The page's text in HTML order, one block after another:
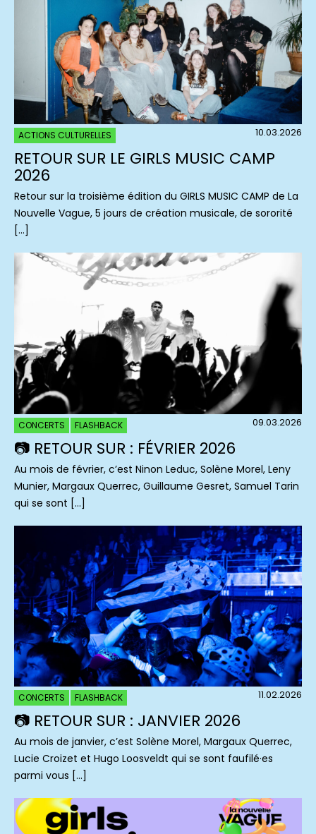
ACTIONS CULTURELLES 10.03.2026
RETOUR SUR LE GIRLS MUSIC CAMP
2026
Retour sur la troisième édition du GIRLS MUSIC CAMP de La
Nouvelle Vague, 5 jours de création musicale, de sororité
[…]
CONCERTS FLASHBACK 09.03.2026
📷 RETOUR SUR : FÉVRIER 2026
Au mois de février, c’est Ninon Leduc, Solène Morel, Leny
Munier, Margaux Querrec, Guillaume Gesret, Samuel Tarin
qui se sont […]
CONCERTS FLASHBACK 11.02.2026
📷 RETOUR SUR : JANVIER 2026
Au mois de janvier, c’est Solène Morel, Margaux Querrec,
Lucie Croizet et Hugo Loosveldt qui se sont faufilé·es
parmi vous […]